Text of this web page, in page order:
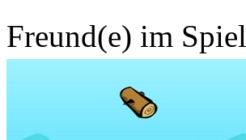
Freund(e) im Spiel